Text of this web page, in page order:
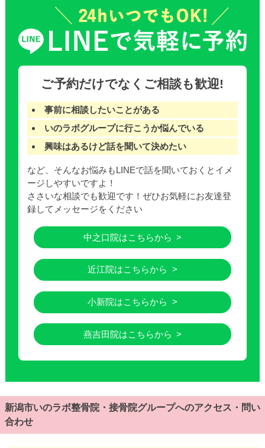
ご予約だけでなくご相談も歓迎!
事前に相談したいことがある
いのラボグループに行こうか悩んでいる
興味はあるけど話を聞いて決めたい
など、そんなお悩みもLINEで話を聞いておくとイメ
ージしやすいですよ！
ささいな相談でも歓迎です！ぜひお気軽にお友達登
録してメッセージをください
中之口院はこちらから
近江院はこちらから
小新院はこちらから
燕吉田院はこちらから
新潟市いのラボ整骨院・接骨院グループへのアクセス・問い
合わせ